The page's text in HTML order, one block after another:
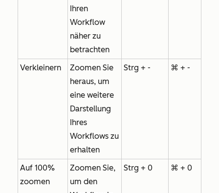
Ihren
Workflow
näher zu
betrachten
Verkleinern
Zoomen Sie
heraus, um
eine weitere
Darstellung
Ihres
Workflows zu
erhalten
Strg + - ⌘ + -
Auf 100%
zoomen
Zoomen Sie,
um den
Strg + 0 ⌘ + 0